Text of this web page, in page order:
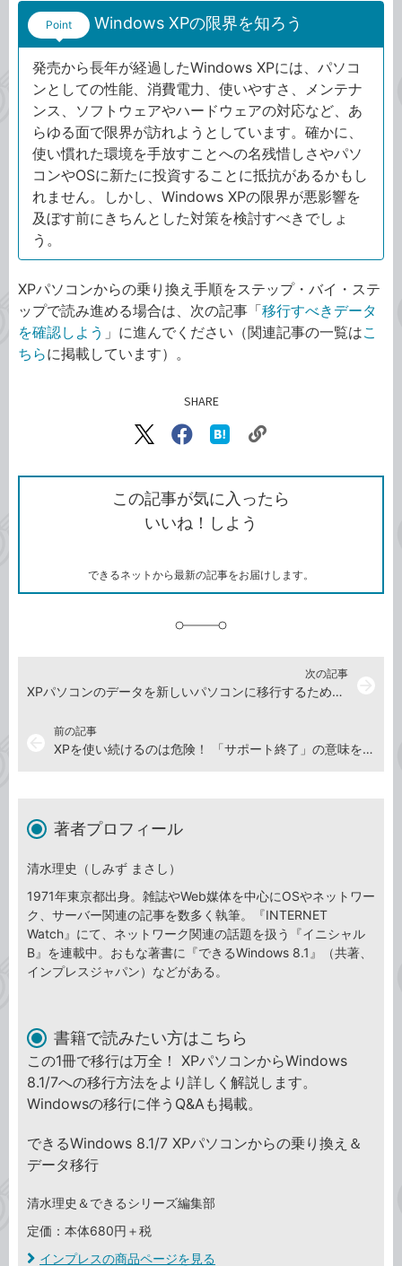
Point Windows XPの限界を知ろう
発売から長年が経過したWindows XPには、パソコ
ンとしての性能、消費電力、使いやすさ、メンテナ
ンス、ソフトウェアやハードウェアの対応など、あ
らゆる面で限界が訪れようとしています。確かに、
使い慣れた環境を手放すことへの名残惜しさやパソ
コンやOSに新たに投資することに抵抗があるかもし
れません。しかし、Windows XPの限界が悪影響を
及ぼす前にきちんとした対策を検討すべきでしょ
う。
XPパソコンからの乗り換え手順をステップ・バイ・ステ
ップで読み進める場合は、次の記事「移行すべきデータ
を確認しよう 」に進んでください（関連記事の一覧はこ
ちらに掲載しています）。
SHARE
X（旧
で
シ
ェ
ア
Facebook
シ
ェ
ア
な
ッ
ク
ク
ク
を
コ
この記事が気に入ったら
いいね！しよう
できるネットから最新の記事をお届けします。
前の記事
XPを使い続けるのは危険！ 「サポート終了」の意味を知ろう
次の記事
XPパソコンのデータを新しいパソコンに移行するための準備とは？
著者プロフィール
清水理史（しみず まさし）
1971年東京都出身。雑誌やWeb媒体を中心にOSやネットワー
ク、サーバー関連の記事を数多く執筆。『INTERNET
Watch』にて、ネットワーク関連の話題を扱う『イニシャル
B』を連載中。おもな著書に『できるWindows 8.1』（共著、
インプレスジャパン）などがある。
書籍で読みたい方はこちら
この1冊で移行は万全！ XPパソコンからWindows
8.1/7への移行方法をより詳しく解説します。
Windowsの移行に伴うQ&Aも掲載。
できるWindows 8.1/7 XPパソコンからの乗り換え＆
データ移行
清水理史＆できるシリーズ編集部
定価：本体680円＋税
インプレスの商品ページを見る